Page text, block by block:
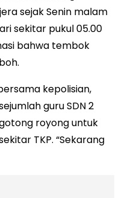
sejak Senin malam
sekitar pukul 05.00
bahwa tembok
kepolisian,
guru SDN 2
royong untuk
TKP. “Sekarang